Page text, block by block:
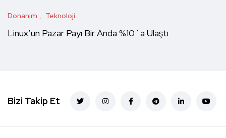
Donanım Teknoloji
Linux’un Pazar Payı Bir Anda %10`a Ulaştı
Bizi Takip Et